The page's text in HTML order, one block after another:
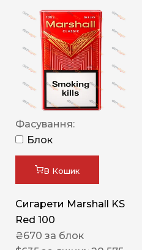
Фасування:
Блок
В Кошик
Сигарети Marshall KS
Red 100
₴670 за блок